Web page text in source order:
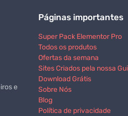
e
Páginas importantes
Super Pack Elementor Pro
Todos os produtos
Ofertas da semana
Sites Criados pela nossa
Download Grátis
Sobre Nós
Blog
Política de privacidade